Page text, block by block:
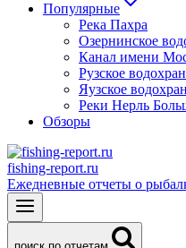
Популярные
Река Пахра
Озернинское
Канал имени
Рузское
Яузское
Реки Нерль
Обзоры
fishing-report.ru
Ежедневные отчеты о